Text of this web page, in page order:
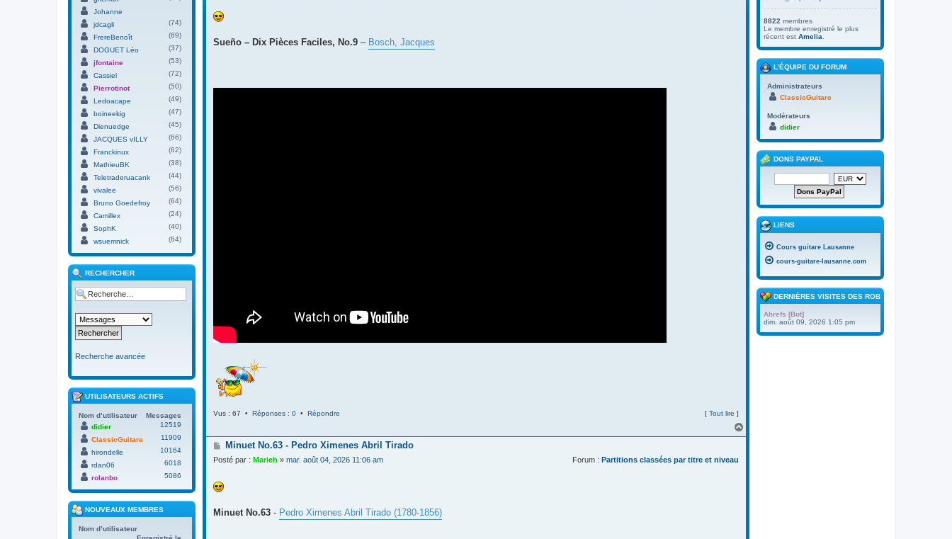
a
g
Sueño – Dix Pièces Faciles, No.9 – Bosch, Jacques
Vus : 67 • Réponses : 0 • Répondre [ Tout lire ]
a
M
s
a
g
Minuet No.63 - Pedro Ximenes Abril Tirado
Posté par : Marieh » mar. août 04, 2026 11:06 am Forum : Partitions classées par titre et niveau
Minuet No.63 - Pedro Ximenes Abril Tirado (1780-1856)
Johanne
jdcagli
(74)
FrereBenoît
(69)
DOGUET Léo
(37)
jfontaine
(53)
Cassiel
(72)
Pierrotinot
(50)
Ledoacape
(49)
boineekig
(47)
Dienuedge
(45)
JACQUES vILLY
(66)
Franckinux
(62)
MathieuBK
(38)
Teletraderuacank
(44)
vivalee
(56)
Bruno Goedefroy
(64)
Camillex
(24)
SophK
(40)
wsuemnick
(64)
RECHERCHER
Recherche avancée
UTILISATEURS ACTIFS
Nom d’utilisateur
Messages
didier
12519
ClassicGuitare
11909
hirondelle
10164
rdan06
6018
rolanbo
5086
NOUVEAUX MEMBRES
Nom d’utilisateur
8822 membres
Le membre enregistré le plus
récent est Amelia
L’ÉQUIPE DU FORUM
Administrateurs
ClassicGuitare
Modérateurs
didier
DONS PAYPAL
LIENS
Cours guitare Lausanne
cours-guitare-lausanne.com
DERNIÈRES VISITES DES ROBOTS
Ahrefs [Bot]
dim. août 09, 2026 1:05 pm